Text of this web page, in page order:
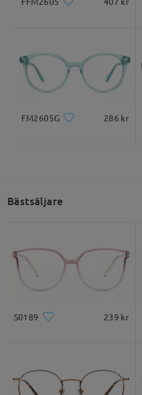
FM2605G 286 kr
Bästsäljare
S0189 239 kr